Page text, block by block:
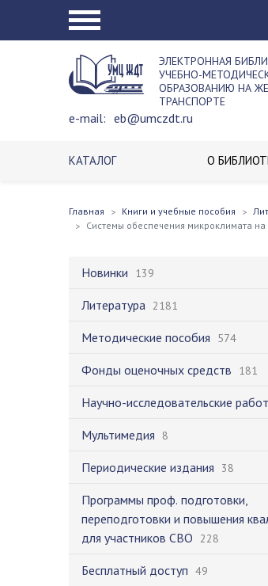
ЭЛЕКТРОННАЯ
УЧЕБНО-
ОБРАЗОВАНИЮ НА
ТРАНСПОРТЕ
e-mail: eb@umczdt.ru
КАТАЛОГ О
Главная Книги и учебные пособия
Системы обеспечения микроклимата
Новинки 139
Литература 2181
Методические пособия 574
Фонды оценочных средств 181
Научно-исследовательские
Мультимедия 8
Периодические издания 38
Программы проф. подготовки,
переподготовки и повышения
для участников СВО 228
Бесплатный доступ 49